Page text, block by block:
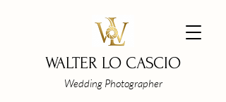
WALTER LO CASCIO
Wedding Photographer